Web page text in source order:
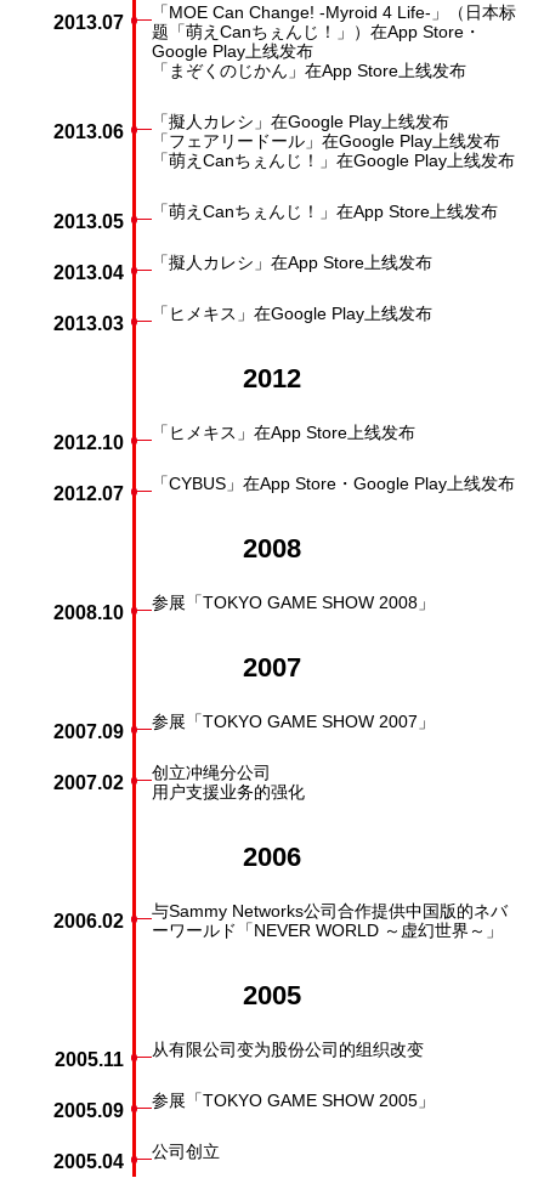
2013.07
「MOE Can Change! -Myroid 4 Life-」（日本标
题「萌えCanちぇんじ！」）在App Store・
Google Play上线发布
「まぞくのじかん」在App Store上线发布
2013.06
「擬人カレシ」在Google Play上线发布
「フェアリードール」在Google Play上线发布
「萌えCanちぇんじ！」在Google Play上线发布
2013.05 「萌えCanちぇんじ！」在App Store上线发布
2013.04 「擬人カレシ」在App Store上线发布
2013.03 「ヒメキス」在Google Play上线发布
2012
2012.10 「ヒメキス」在App Store上线发布
2012.07 「CYBUS」在App Store・Google Play上线发布
2008
2008.10 参展「TOKYO GAME SHOW 2008」
2007
2007.09 参展「TOKYO GAME SHOW 2007」
2007.02
创立冲绳分公司
用户支援业务的强化
2006
2006.02
与Sammy Networks公司合作提供中国版的ネバ
ーワールド「NEVER WORLD ～虚幻世界～」
2005
2005.11 从有限公司变为股份公司的组织改变
2005.09 参展「TOKYO GAME SHOW 2005」
2005.04 公司创立